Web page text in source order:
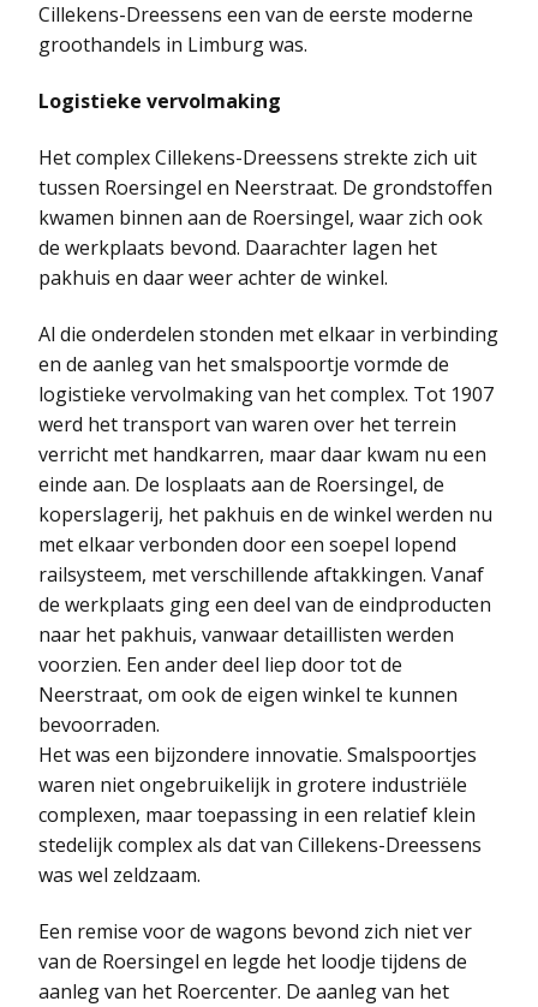
Cillekens-Dreessens een van de eerste moderne
groothandels in Limburg was.
Logistieke vervolmaking
Het complex Cillekens-Dreessens strekte zich uit
tussen Roersingel en Neerstraat. De grondstoffen
kwamen binnen aan de Roersingel, waar zich ook
de werkplaats bevond. Daarachter lagen het
pakhuis en daar weer achter de winkel.
Al die onderdelen stonden met elkaar in verbinding
en de aanleg van het smalspoortje vormde de
logistieke vervolmaking van het complex. Tot 1907
werd het transport van waren over het terrein
verricht met handkarren, maar daar kwam nu een
einde aan. De losplaats aan de Roersingel, de
koperslagerij, het pakhuis en de winkel werden nu
met elkaar verbonden door een soepel lopend
railsysteem, met verschillende aftakkingen. Vanaf
de werkplaats ging een deel van de eindproducten
naar het pakhuis, vanwaar detaillisten werden
voorzien. Een ander deel liep door tot de
Neerstraat, om ook de eigen winkel te kunnen
bevoorraden.
Het was een bijzondere innovatie. Smalspoortjes
waren niet ongebruikelijk in grotere industriële
complexen, maar toepassing in een relatief klein
stedelijk complex als dat van Cillekens-Dreessens
was wel zeldzaam.
Een remise voor de wagons bevond zich niet ver
van de Roersingel en legde het loodje tijdens de
aanleg van het Roercenter. De aanleg van het